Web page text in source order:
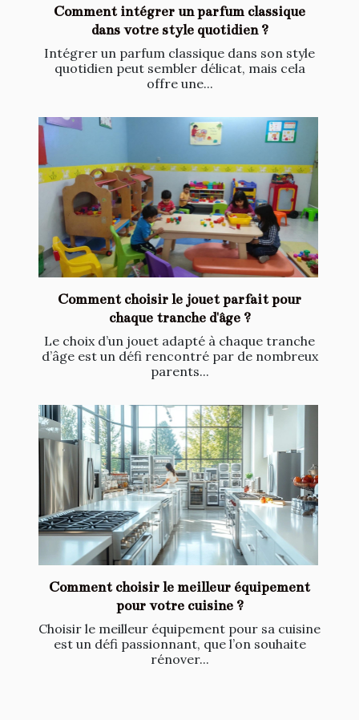
Comment intégrer un parfum classique
dans votre style quotidien ?
Intégrer un parfum classique dans son style
quotidien peut sembler délicat, mais cela
offre une...
Comment choisir le jouet parfait pour
chaque tranche d'âge ?
Le choix d’un jouet adapté à chaque tranche
d’âge est un défi rencontré par de nombreux
parents...
Comment choisir le meilleur équipement
pour votre cuisine ?
Choisir le meilleur équipement pour sa cuisine
est un défi passionnant, que l’on souhaite
rénover...